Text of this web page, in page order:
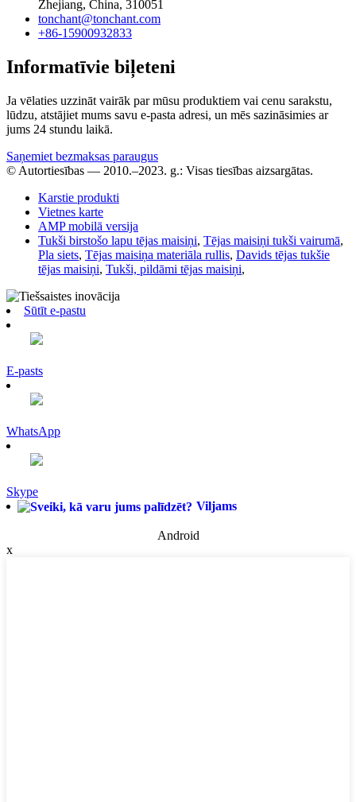
Zhejiang, China, 310051
tonchant@tonchant.com
+86-15900932833
Informatīvie biļeteni
Ja vēlaties uzzināt vairāk par mūsu produktiem vai cenu sarakstu,
lūdzu, atstājiet mums savu e-pasta adresi, un mēs sazināsimies ar
jums 24 stundu laikā.
Saņemiet bezmaksas paraugus
© Autortiesības — 2010.–2023. g.: Visas tiesības aizsargātas.
Karstie produkti
Vietnes karte
AMP mobilā versija
Tukši birstošo lapu tējas maisiņi, Tējas maisiņi tukši vairumā,
Pla siets, Tējas maisiņa materiāla rullis, Davids tējas tukšie
tējas maisiņi, Tukši, pildāmi tējas maisiņi,
Sūtīt e-pastu
E-pasts
WhatsApp
Skype
Viljams
Android
x